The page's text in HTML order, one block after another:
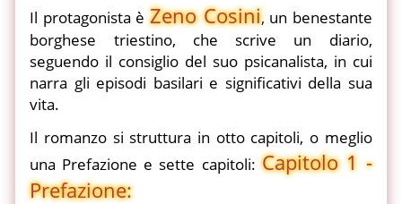
Il protagonista èZeno Cosini, un benestante
borghese triestino, che scrive un diario,
seguendo il consiglio del suo psicanalista, in cui
narra gli episodi basilari e significativi della sua
vita.
Il romanzo si struttura in otto capitoli, o meglio
una Prefazione e sette capitoli:Capitolo 1 -
Prefazione: